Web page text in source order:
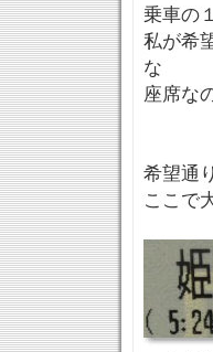
乗車の
私が希
な
座席な
希望通
ここで